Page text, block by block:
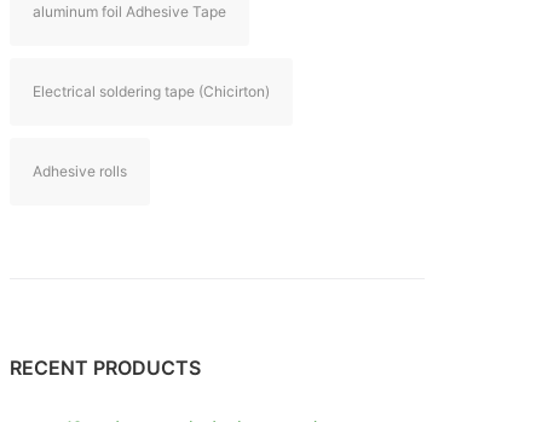
aluminum foil Adhesive Tape
Electrical soldering tape (Chicirton)
Adhesive rolls
RECENT PRODUCTS